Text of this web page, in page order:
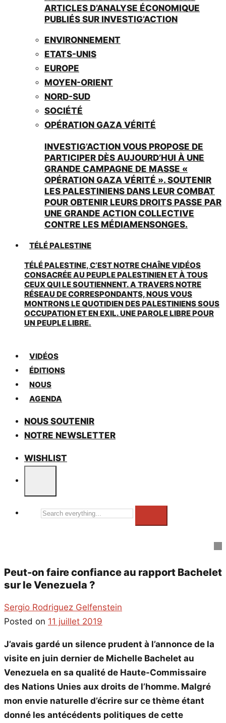
ARTICLES D’ANALYSE ÉCONOMIQUE
PUBLIÉS SUR INVESTIG’ACTION
ENVIRONNEMENT
ETATS-UNIS
EUROPE
MOYEN-ORIENT
NORD-SUD
SOCIÉTÉ
OPÉRATION GAZA VÉRITÉ
INVESTIG’ACTION VOUS PROPOSE DE
PARTICIPER DÈS AUJOURD’HUI À UNE
GRANDE CAMPAGNE DE MASSE «
OPÉRATION GAZA VÉRITÉ ». SOUTENIR
LES PALESTINIENS DANS LEUR COMBAT
POUR OBTENIR LEURS DROITS PASSE PAR
UNE GRANDE ACTION COLLECTIVE
CONTRE LES MÉDIAMENSONGES.
TÉLÉ PALESTINE
TÉLÉ PALESTINE, C’EST NOTRE CHAÎNE VIDÉOS
CONSACRÉE AU PEUPLE PALESTINIEN ET À TOUS
CEUX QUI LE SOUTIENNENT. A TRAVERS NOTRE
RÉSEAU DE CORRESPONDANTS, NOUS VOUS
MONTRONS LE QUOTIDIEN DES PALESTINIENS SOUS
OCCUPATION ET EN EXIL. UNE PAROLE LIBRE POUR
UN PEUPLE LIBRE.
VIDÉOS
ÉDITIONS
NOUS
AGENDA
NOUS SOUTENIR
NOTRE NEWSLETTER
WISHLIST
Search
Peut-on faire confiance au rapport Bachelet
sur le Venezuela ?
Sergio Rodriguez Gelfenstein
Posted on 11 juillet 2019
J’avais gardé un silence prudent à l’annonce de la
visite en juin dernier de Michelle Bachelet au
Venezuela en sa qualité de Haute-Commissaire
des Nations Unies aux droits de l’homme. Malgré
mon envie naturelle d’écrire sur ce thème étant
donné les antécédents politiques de cette